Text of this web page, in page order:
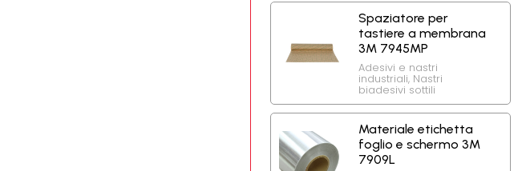
Spaziatore per
tastiere a membrana
3M 7945MP
Adesivi e nastri
industriali, Nastri
biadesivi sottili
Materiale etichetta
foglio e schermo 3M
7909L